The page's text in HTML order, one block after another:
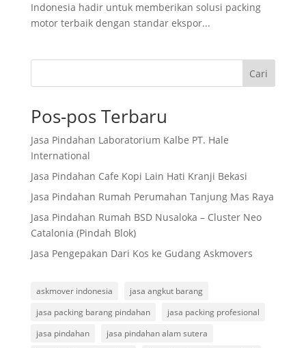
Indonesia hadir untuk memberikan solusi packing
motor terbaik dengan standar ekspor...
Cari
Pos-pos Terbaru
Jasa Pindahan Laboratorium Kalbe PT. Hale
International
Jasa Pindahan Cafe Kopi Lain Hati Kranji Bekasi
Jasa Pindahan Rumah Perumahan Tanjung Mas Raya
Jasa Pindahan Rumah BSD Nusaloka – Cluster Neo
Catalonia (Pindah Blok)
Jasa Pengepakan Dari Kos ke Gudang Askmovers
askmover indonesia
jasa angkut barang
jasa packing barang pindahan
jasa packing profesional
jasa pindahan
jasa pindahan alam sutera